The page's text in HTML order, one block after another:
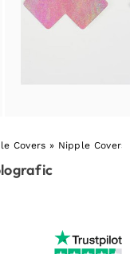
Covers » Nipple